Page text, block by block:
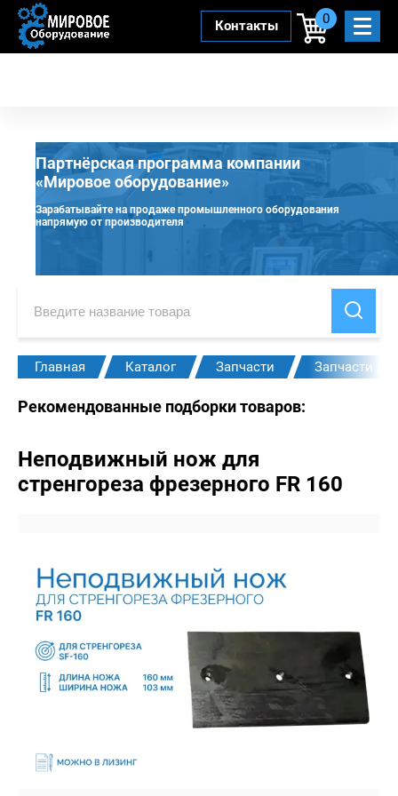
Контакты 0
Партнёрская программа компании
«Мировое оборудование»
Зарабатывайте на продаже промышленного оборудования
напрямую от производителя
Главная Каталог Запчасти Запчасти
Рекомендованные подборки товаров:
Неподвижный нож для
стренгореза фрезерного FR 160